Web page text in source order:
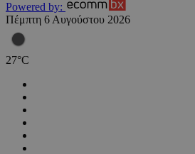
Powered by:
Πέμπτη 6 Αυγούστου 2026
27°C